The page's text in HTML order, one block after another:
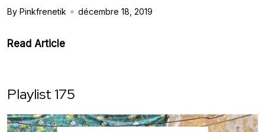
By Pinkfrenetik décembre 18, 2019
Read Article
Playlist 175